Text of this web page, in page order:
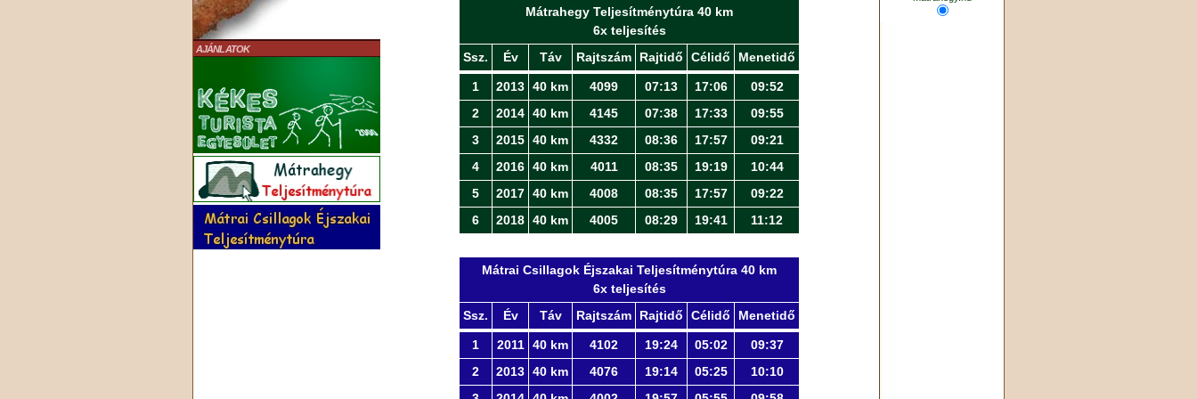
AJÁNLATOK
Mátrahegy Teljesítménytúra 40 km
6x teljesítés
Ssz.
Év Táv Rajtszám Rajtidő Célidő Menetidő
1 2013 40 km 4099 07:13 17:06
09:52
2
2014 40 km 4145 07:38 17:33
09:55
3
2015 40 km 4332 08:36 17:57
09:21
4
2016 40 km 4011 08:35 19:19
10:44
5
2017 40 km 4008 08:35 17:57
09:22
6
2018 40 km 4005 08:29 19:41 11:12
Mátrai Csillagok Éjszakai Teljesítménytúra 40 km
6x teljesítés
Ssz.
Év Táv Rajtszám Rajtidő Célidő Menetidő
1 2011 40 km 4102 19:24 05:02
09:37
2
2013 40 km 4076 19:14 05:25
10:10